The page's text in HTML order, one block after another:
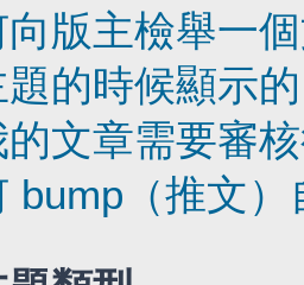
版主檢舉一
的時候顯示
文章需要審
bump（推文